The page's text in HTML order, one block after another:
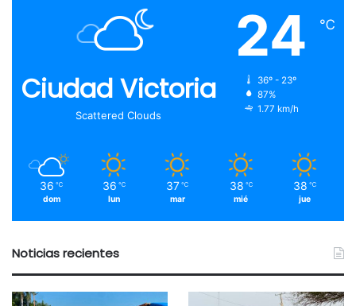
Ciudad Victoria
Scattered Clouds
24 ℃
36º - 23º
87%
1.77 km/h
36 ℃
dom
36 ℃
lun
37 ℃
mar
38 ℃
mié
38 ℃
jue
Noticias recientes